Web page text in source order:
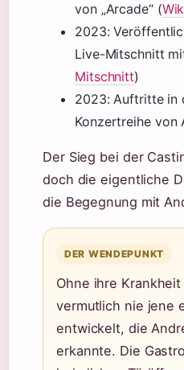
von „Arcade“ (
2023:
Live-Mitschnitt
Mitschnitt)
2023: Auftritte in
Konzertreihe von
Der Sieg bei der
doch die eigentliche
die Begegnung mit
DER WENDEPUNKT
Ohne ihre
vermutlich nie jene
entwickelt, die
erkannte. Die